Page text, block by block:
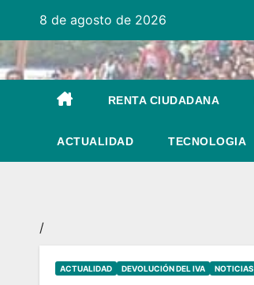
contenido
8 de agosto de 2026
RENTA CIUDADANA
ACTUALIDAD TECNOLOGIA
/
ACTUALIDAD DEVOLUCIÓN DEL IVA NOTICIAS